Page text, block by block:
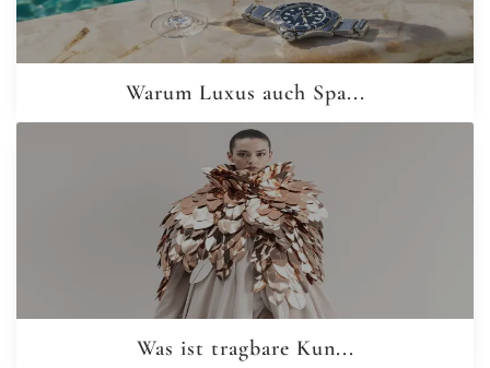
Warum Luxus auch Spa...
Was ist tragbare Kun...